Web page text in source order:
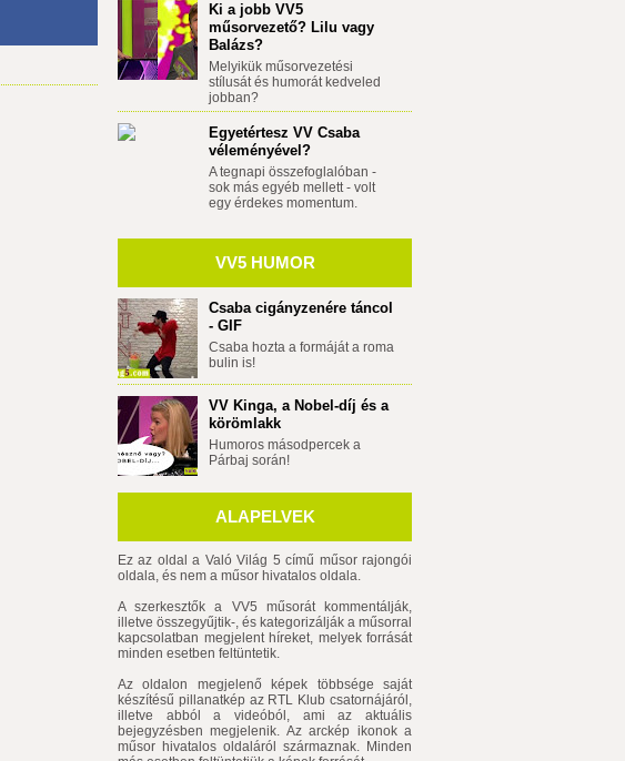
Ki a jobb VV5
műsorvezető? Lilu vagy
Balázs?
Melyikük műsorvezetési
stílusát és humorát kedveled
jobban?
Egyetértesz VV Csaba
véleményével?
A tegnapi összefoglalóban -
sok más egyéb mellett - volt
egy érdekes momentum.
VV5 HUMOR
Csaba cigányzenére táncol
- GIF
Csaba hozta a formáját a roma
bulin is!
VV Kinga, a Nobel-díj és a
körömlakk
Humoros másodpercek a
Párbaj során!
ALAPELVEK
Ez az oldal a Való Világ 5 című műsor rajongói
oldala, és nem a műsor hivatalos oldala.
A szerkesztők a VV5 műsorát kommentálják,
illetve összegyűjtik-, és kategorizálják a műsorral
kapcsolatban megjelent híreket, melyek forrását
minden esetben feltüntetik.
Az oldalon megjelenő képek többsége saját
készítésű pillanatkép az RTL Klub csatornájáról,
illetve abból a videóból, ami az aktuális
bejegyzésben megjelenik. Az arckép ikonok a
műsor hivatalos oldaláról származnak. Minden